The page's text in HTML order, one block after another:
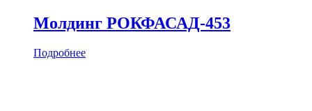
Молдинг РОКФАСАД-453
Подробнее